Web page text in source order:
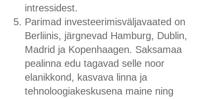
intressidest.
Parimad investeerimisväljavaated on
Berliinis, järgnevad Hamburg, Dublin,
Madrid ja Kopenhaagen. Saksamaa
pealinna edu tagavad selle noor
elanikkond, kasvava linna ja
tehnoloogiakeskusena maine ning